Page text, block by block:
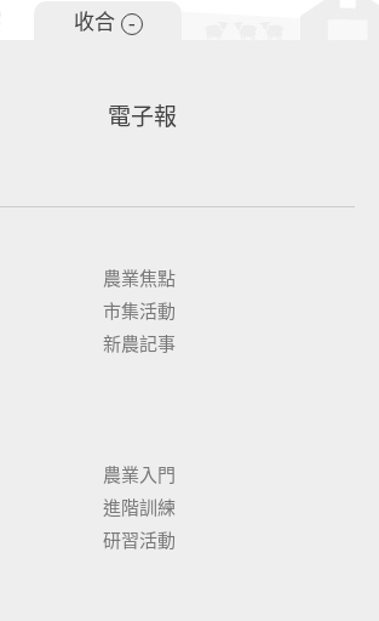
收合 -
電子報
農業焦點
市集活動
新農記事
農業入門
進階訓練
研習活動